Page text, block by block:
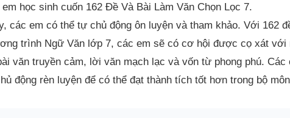
học sinh cuốn 162 Đề Và Bài Làm Văn Chọn Lọc 7.
các em có thể tự chủ động ôn luyện và tham khảo. Với 162
trình Ngữ Văn lớp 7, các em sẽ có cơ hội được cọ xát với
văn truyền cảm, lời văn mạch lạc và vốn từ phong phú. Các
động rèn luyện để có thể đạt thành tích tốt hơn trong bộ